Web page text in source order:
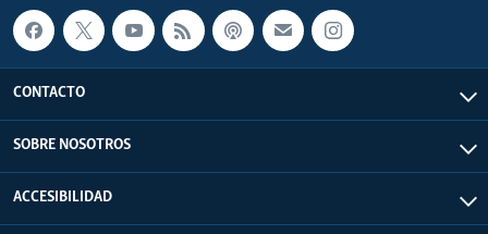
CONTACTO
SOBRE NOSOTROS
ACCESIBILIDAD